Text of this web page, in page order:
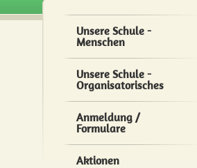
Unsere Schule -
Menschen
Unsere Schule -
Organisatorisches
Anmeldung /
Formulare
Aktionen